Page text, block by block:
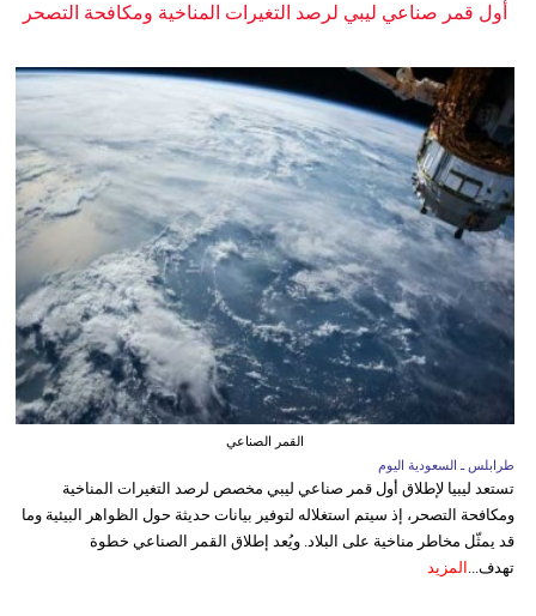
أول قمر صناعي ليبي لرصد التغيرات المناخية ومكافحة التصحر
القمر الصناعي
طرابلس ـ السعودية اليوم
تستعد ليبيا لإطلاق أول قمر صناعي ليبي مخصص لرصد التغيرات المناخية
ومكافحة التصحر، إذ سيتم استغلاله لتوفير بيانات حديثة حول الظواهر البيئية وما
قد يمثّل مخاطر مناخية على البلاد. ويُعد إطلاق القمر الصناعي خطوة
تهدف... المزيد